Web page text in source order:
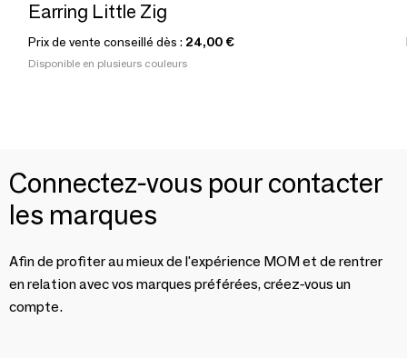
Earring Little Zig
Prix de vente conseillé dès : 24,00 €
Disponible en plusieurs couleurs
Connectez-vous pour contacter
les marques
Afin de profiter au mieux de l'expérience MOM et de rentrer
en relation avec vos marques préférées, créez-vous un
compte.